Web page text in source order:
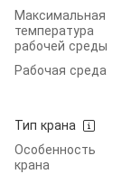
Максимальная
температура
рабочей среды
Рабочая среда
Тип крана
Особенность
крана